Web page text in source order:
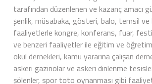
tarafından düzenlenen ve kazanç amacı
şenlik, müsabaka, gösteri, balo, temsil ve
faaliyetlerle kongre, konferans, fuar,
ve benzeri faaliyetler ile eğitim ve öğretim
okul dernekleri, kamu yararına çalışan
askeri gazinolar ve askeri dinlenme
şölenler, spor toto oynanması gibi